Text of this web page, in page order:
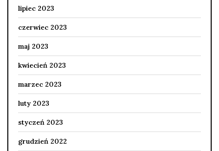
lipiec 2023
czerwiec 2023
maj 2023
kwiecień 2023
marzec 2023
luty 2023
styczeń 2023
grudzień 2022